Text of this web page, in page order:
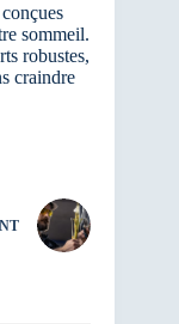
sommeil.
robustes,
craindre